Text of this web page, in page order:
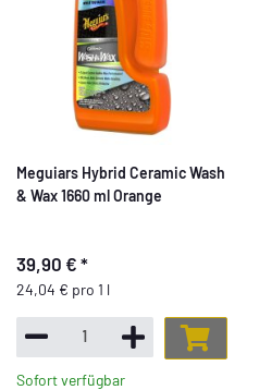
Meguiars Hybrid Ceramic Wash
& Wax 1660 ml Orange
39,90 € *
24,04 € pro 1 l
Sofort verfügbar